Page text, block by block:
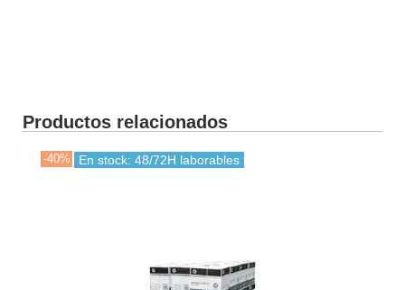
Productos relacionados
-40% En stock: 48/72H laborables